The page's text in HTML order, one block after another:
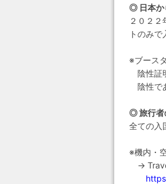
◎ 日本か
２０２
トのみ
※ブース
陰性証
陰性で
◎ 旅行者
全ての入
※機内・
→